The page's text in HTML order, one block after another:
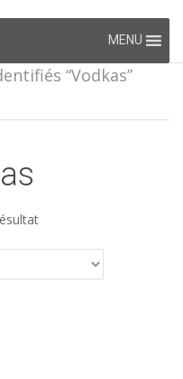
MENU
“Vodkas”